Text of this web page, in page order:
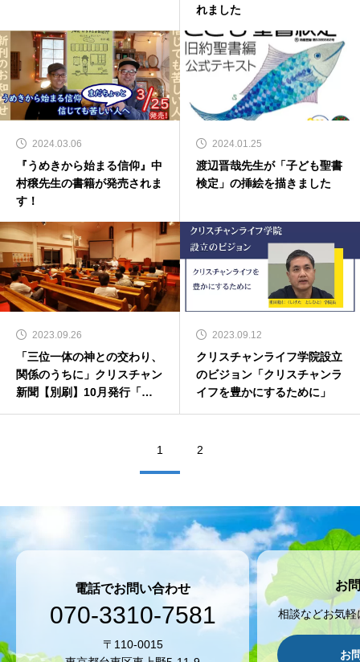
れました
2024.03.06
『うめきから始まる信仰』中
村穣先生の書籍が発売されま
す！
2024.01.25
渡辺晋哉先生が「子ども聖書
検定」の挿絵を描きました
2023.09.26
「三位一体の神との交わり、
関係のうちに」クリスチャン
新聞【別刷】10月発行「ク
2023.09.12
クリスチャンライフ学院設立
のビジョン「クリスチャンラ
イフを豊かにするために」
1 2
電話でお問い合わせ
070-3310-7581
〒110-0015
お
相談などお気
お